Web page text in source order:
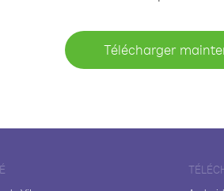
Télécharger